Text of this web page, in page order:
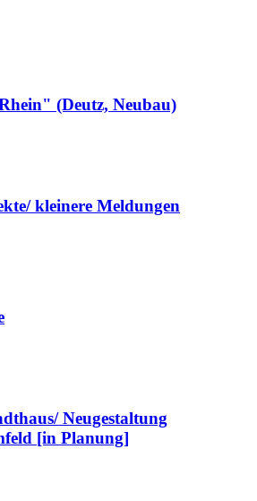
(Deutz, Neubau)
kleinere Meldungen
Neugestaltung
[in Planung]